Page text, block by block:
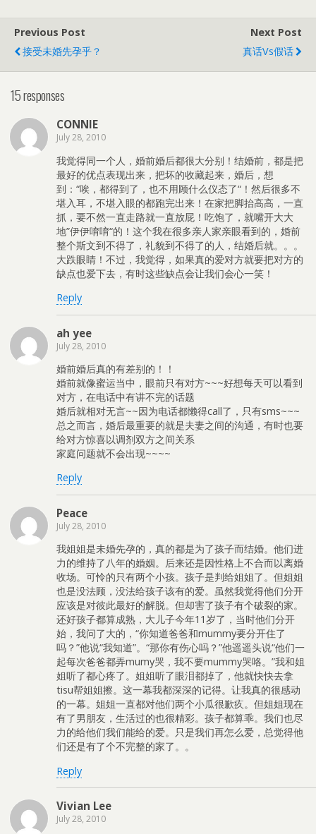
Previous Post
接受未婚先孕乎？
Next Post
真话vs假话
15 responses
CONNIE
July 28, 2010
我觉得同一个人，婚前婚后都很大分别！结婚前，都是把
最好的优点表现出来，把坏的收藏起来，婚后，想
到：“唉，都得到了，也不用顾什么仪态了“！然后很多不
堪入耳，不堪入眼的都跑完出来！在家把脚抬高高，一直
抓，要不然一直走路就一直放屁！吃饱了，就嘴开大大
地”伊伊唷唷“的！这个我在很多亲人家亲眼看到的，婚前
整个斯文到不得了，礼貌到不得了的人，结婚后就。。。
大跌眼睛！不过，我觉得，如果真的爱对方就要把对方的
缺点也爱下去，有时这些缺点会让我们会心一笑！
Reply
ah yee
July 28, 2010
婚前婚后真的有差别的！！
婚前就像蜜运当中，眼前只有对方~~~好想每天可以看到
对方，在电话中有讲不完的话题
婚后就相对无言~~因为电话都懒得call了，只有sms~~~
总之而言，婚后最重要的就是夫妻之间的沟通，有时也要
给对方惊喜以调剂双方之间关系
家庭问题就不会出现~~~~
Reply
Peace
July 28, 2010
我姐姐是未婚先孕的，真的都是为了孩子而结婚。他们进
力的维持了八年的婚姻。后来还是因性格上不合而以离婚
收场。可怜的只有两个小孩。孩子是判给姐姐了。但姐姐
也是没法顾，没法给孩子该有的爱。虽然我觉得他们分开
应该是对彼此最好的解脱。但却害了孩子有个破裂的家。
还好孩子都算成熟，大儿子今年11岁了，当时他们分开
始，我问了大的，“你知道爸爸和mummy要分开住了
吗？”他说“我知道”。“那你有伤心吗？”他遥遥头说“他们一
起每次爸爸都弄mumy哭，我不要mummy哭咯。”我和姐
姐听了都心疼了。姐姐听了眼泪都掉了，他就快快去拿
tisu帮姐姐擦。这一幕我都深深的记得。让我真的很感动
的一幕。姐姐一直都对他们两个小瓜很歉疚。但姐姐现在
有了男朋友，生活过的也很精彩。孩子都算乖。我们也尽
力的给他们我们能给的爱。只是我们再怎么爱，总觉得他
们还是有了个不完整的家了。。
Reply
Vivian Lee
July 28, 2010